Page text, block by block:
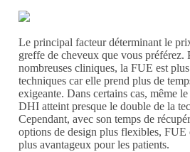
Le principal facteur déterminant le
greffe de cheveux que vous préférez.
nombreuses cliniques, la FUE est
techniques car elle prend plus de
exigeante. Dans certains cas, même
DHI atteint presque le double de la
Cependant, avec son temps de
options de design plus flexibles,
plus avantageux pour les patients.